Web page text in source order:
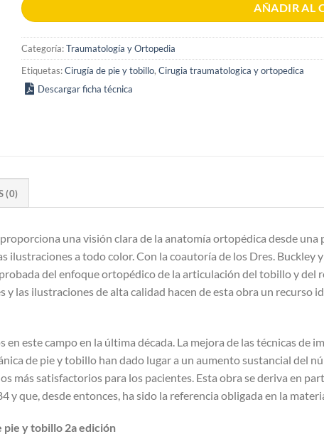
AÑADIR AL
Categoría:Traumatología y Ortopedia
Etiquetas:Cirugía de pie y tobillo,Cirugia traumatologica y ortopedica
Descargar ficha técnica
(0)
una visión clara de la anatomía ortopédica desde
ilustraciones a todo color. Con la coautoría de los Dres. Buckley
del enfoque ortopédico de la articulación del tobillo y del
las ilustraciones de alta calidad hacen de esta obra un recurso
este campo en la última década. La mejora de las técnicas de
de pie y tobillo han dado lugar a un aumento sustancial del
más satisfactorios para los pacientes. Esta obra se deriva en
que, desde entonces, ha sido la referencia obligada en la
pie y tobillo 2a edición